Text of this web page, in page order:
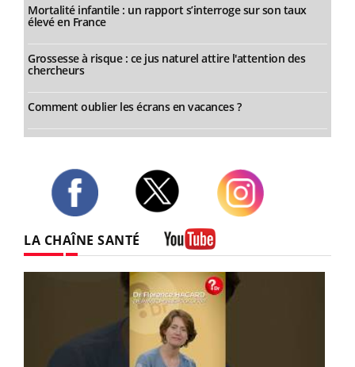
Mortalité infantile : un rapport s’interroge sur son taux
élevé en France
Grossesse à risque : ce jus naturel attire l'attention des
chercheurs
Comment oublier les écrans en vacances ?
LA CHAÎNE SANTÉ